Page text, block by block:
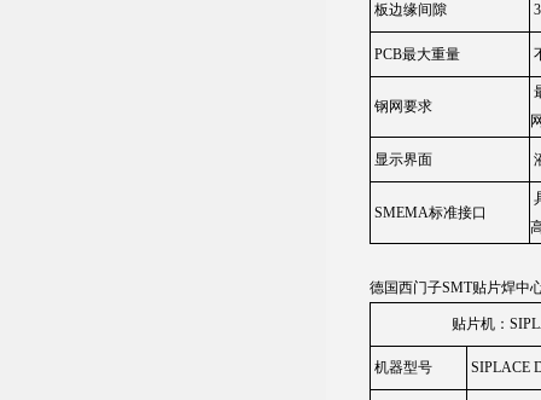
板边缘间隙
PCB最大重量
钢网要求
显示界面
SMEMA标准接口
德国西门子SMT贴片焊中
贴片机：
机器型号 SIPLACE